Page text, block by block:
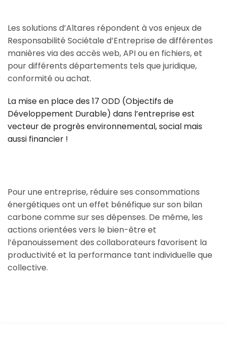
Les solutions d’Altares répondent à vos enjeux de
Responsabilité Sociétale d’Entreprise de différentes
manières via des accès web, API ou en fichiers, et
pour différents départements tels que juridique,
conformité ou achat.
La mise en place des 17 ODD (Objectifs de
Développement Durable) dans l’entreprise est
vecteur de progrès environnemental, social mais
aussi financier !
Pour une entreprise, réduire ses consommations
énergétiques ont un effet bénéfique sur son bilan
carbone comme sur ses dépenses. De même, les
actions orientées vers le bien-être et
l’épanouissement des collaborateurs favorisent la
productivité et la performance tant individuelle que
collective.